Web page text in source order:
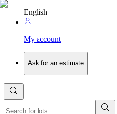
English
My account
Ask for an estimate